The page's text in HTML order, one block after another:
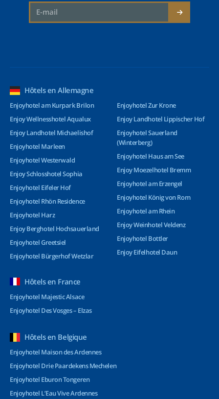
Hôtels en Allemagne
Enjoyhotel am Kurpark Brilon
Enjoy Wellnesshotel Aqualux
Enjoy Landhotel Michaelishof
Enjoyhotel Marleen
Enjoyhotel Westerwald
Enjoy Schlosshotel Sophia
Enjoyhotel Eifeler Hof
Enjoyhotel Rhön Residence
Enjoyhotel Harz
Enjoy Berghotel Hochsauerland
Enjoyhotel Greetsiel
Enjoyhotel Bürgerhof Wetzlar
Enjoyhotel Zur Krone
Enjoy Landhotel Lippischer Hof
Enjoyhotel Sauerland
(Winterberg)
Enjoyhotel Haus am See
Enjoy Moezelhotel Bremm
Enjoyhotel am Erzengel
Enjoyhotel König von Rom
Enjoyhotel am Rhein
Enjoy Weinhotel Veldenz
Enjoyhotel Bottler
Enjoy Eifelhotel Daun
Hôtels en France
Enjoyhotel Majestic Alsace
Enjoyhotel Des Vosges – Elzas
Hôtels en Belgique
Enjoyhotel Maison des Ardennes
Enjoyhotel Drie Paardekens Mechelen
Enjoyhotel Eburon Tongeren
Enjoyhotel L’Eau Vive Ardennes